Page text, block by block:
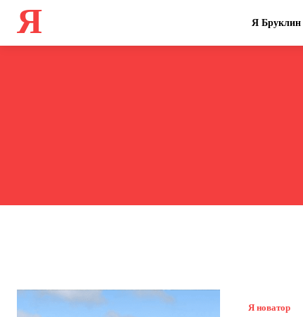
Я Я Бруклин
Я новатор